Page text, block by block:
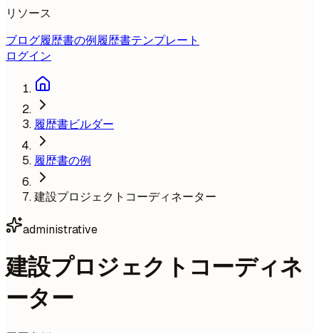
リソース
ブログ履歴書の例履歴書テンプレート
ログイン
履歴書ビルダー
履歴書の例
建設プロジェクトコーディネーター
administrative
建設プロジェクトコーディネ
ーター